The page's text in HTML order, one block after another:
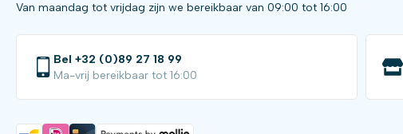
Van maandag tot vrijdag zijn we bereikbaar van 09:00 tot 16:00
Bel +32 (0)89 27 18 99
Ma-vrij bereikbaar tot 16:00